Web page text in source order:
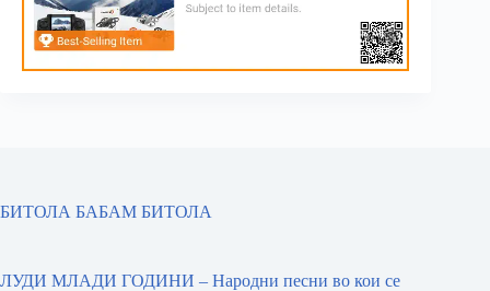
БИТОЛА БАБАМ БИТОЛА
ЛУДИ МЛАДИ ГОДИНИ – Народни песни во кои се